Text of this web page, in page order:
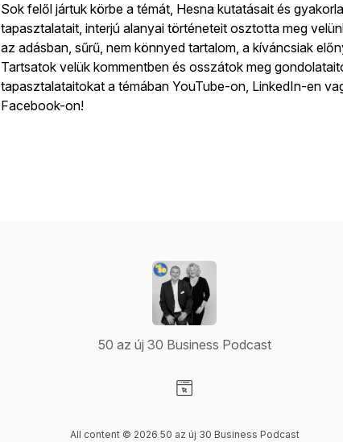
Sok felől jártuk körbe a témát, Hesna kutatásait és
tapasztalatait, interjú alanyai történeteit osztotta meg
az adásban, sűrű, nem könnyed tartalom, a kíváncsiak
Tartsatok velük kommentben és osszátok meg
tapasztalataitokat a témában YouTube-on, LinkedIn-en
Facebook-on!
50 az új 30 Business Podcast
All content © 2026 50 az új 30 Business Podcast